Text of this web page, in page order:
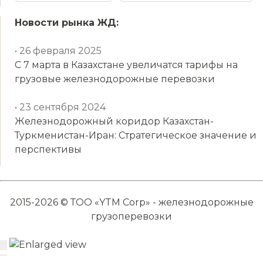
Новости рынка ЖД:
• 26 февраля 2025
С 7 марта в Казахстане увеличатся тарифы на
грузовые железнодорожные перевозки
• 23 сентября 2024
Железнодорожный коридор Казахстан-
Туркменистан-Иран: Стратегическое значение и
перспективы
2015-2026 © ТОО «YTM Corp» - железнодорожные
грузоперевозки